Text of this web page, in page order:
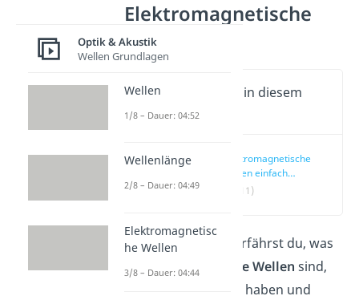
Elektromagnetische
Wellen
Wichtige Inhalte in diesem
Video
Elektromagnetische
Wellen einfach
erklärt
(00:11)
In diesem Beitrag erfährst du, was
elektromagnetische Wellen sind,
welchen Nutzen sie haben und
Optik & Akustik
Wellen Grundlagen
Wellen
1/8 – Dauer: 04:52
Wellenlänge
2/8 – Dauer: 04:49
Elektromagnetisc
he Wellen
3/8 – Dauer: 04:44